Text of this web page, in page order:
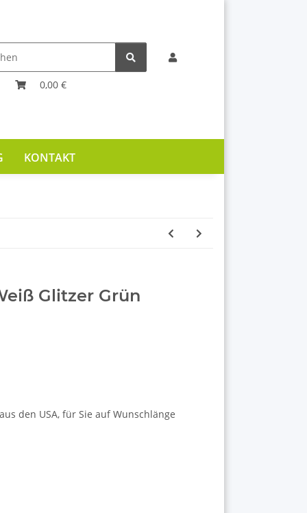
0,00 €
KONTAKT
Glitzer Grün
den USA, für Sie auf Wunschlänge